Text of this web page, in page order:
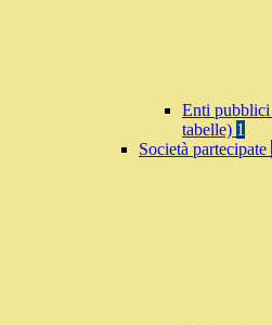
Enti
tabelle) 1
Società partecipate